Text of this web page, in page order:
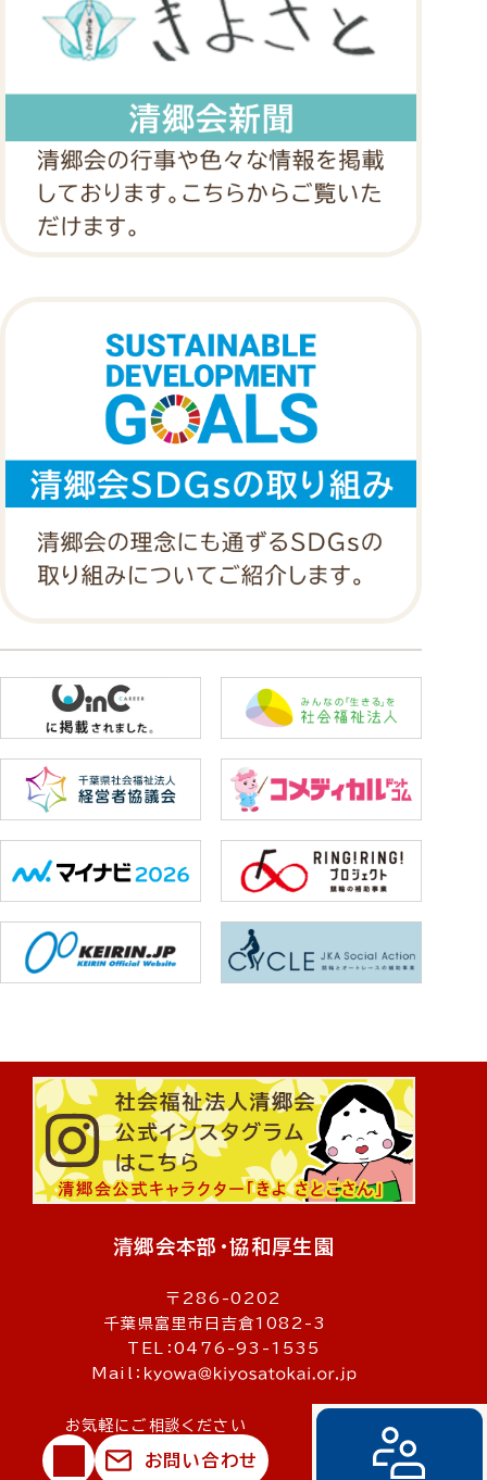
清郷会本部・協和厚生園
〒286-0202
千葉県富里市日吉倉1082-3
TEL：0476-93-1535
Mail：
© 社会福祉法人清郷会
お気軽にご相談ください
お問い合わせ